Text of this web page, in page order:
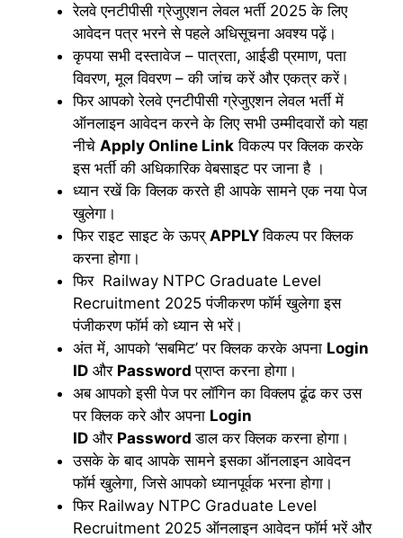
रेलवे एनटीपीसी ग्रेजुएशन लेवल भर्ती 2025 के लिए
आवेदन पत्र भरने से पहले अधिसूचना अवश्य पढ़ें।
कृपया सभी दस्तावेज – पात्रता, आईडी प्रमाण, पता
विवरण, मूल विवरण – की जांच करें और एकत्र करें।
फिर आपको रेलवे एनटीपीसी ग्रेजुएशन लेवल भर्ती में
ऑनलाइन आवेदन करने के लिए सभी उम्मीदवारों को यहा
नीचे Apply Online Link विकल्प पर क्लिक करके
इस भर्ती की अधिकारिक वेबसाइट पर जाना है ।
ध्यान रखें कि क्लिक करते ही आपके सामने एक नया पेज
खुलेगा।
फिर राइट साइट के ऊपर् APPLYविकल्प पर क्लिक
करना होगा।
फिर Railway NTPC Graduate Level
Recruitment 2025 पंजीकरण फॉर्म खुलेगा इस
पंजीकरण फॉर्म को ध्यान से भरें।
अंत में, आपको ‘सबमिट’ पर क्लिक करके अपना Login
ID और Passwordप्राप्त करना होगा।
अब आपको इसी पेज पर लॉगिन का विक्लप ढूंढ कर उस
पर क्लिक करे और अपना Login
ID और Passwordडाल कर क्लिक करना होगा।
उसके के बाद आपके सामने इसका ऑनलाइन आवेदन
फॉर्म खुलेगा, जिसे आपको ध्यानपूर्वक भरना होगा।
फिर Railway NTPC Graduate Level
Recruitment 2025 ऑनलाइन आवेदन फॉर्म भरें और